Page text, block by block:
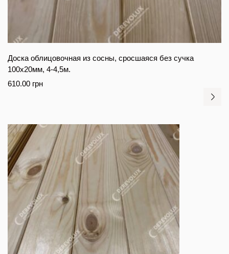
Доска облицовочная из сосны, сросшаяся без сучка
100х20мм, 4-4,5м.
610.00 грн